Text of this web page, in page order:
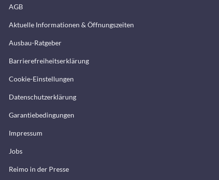
AGB
Aktuelle Informationen & Öffnungszeiten
Ausbau-Ratgeber
Barrierefreiheitserklärung
Cookie-Einstellungen
Datenschutzerklärung
Garantiebedingungen
Impressum
Jobs
Reimo in der Presse